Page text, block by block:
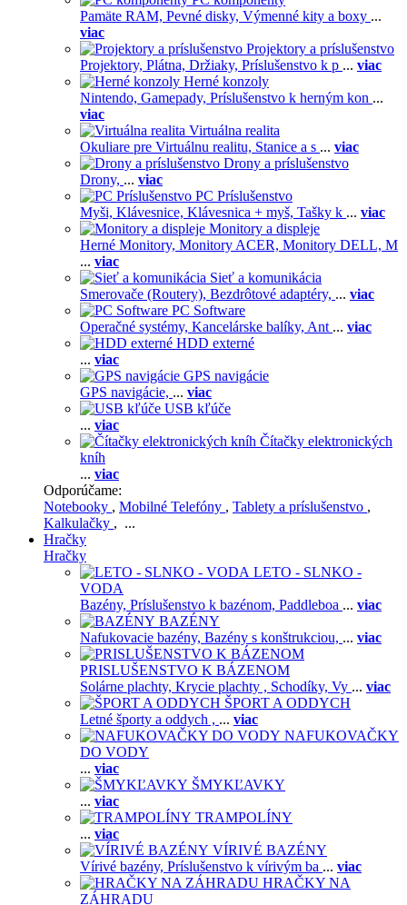
Pamäte RAM, Pevné disky, Výmenné kity a boxy ...
viac
Projektory a príslušenstvo
Projektory, Plátna, Držiaky, Príslušenstvo k p ... viac
Herné konzoly
Nintendo, Gamepady, Príslušenstvo k herným kon ...
viac
Virtuálna realita
Okuliare pre Virtuálnu realitu, Stanice a s ... viac
Drony a príslušenstvo
Drony, ... viac
PC Príslušenstvo
Myši, Klávesnice, Klávesnica + myš, Tašky k ... viac
Monitory a displeje
Herné Monitory, Monitory ACER, Monitory DELL, M
... viac
Sieť a komunikácia
Smerovače (Routery), Bezdrôtové adaptéry, ... viac
PC Software
Operačné systémy, Kancelárske balíky, Ant ... viac
HDD externé
... viac
GPS navigácie
GPS navigácie, ... viac
USB kľúče
... viac
Čítačky elektronických
kníh
... viac
Odporúčame:
Notebooky , Mobilné Telefóny , Tablety a príslušenstvo ,
Kalkulačky , ...
Hračky
Hračky
LETO - SLNKO -
VODA
Bazény, Príslušenstvo k bazénom, Paddleboa ... viac
BAZÉNY
Nafukovacie bazény, Bazény s konštrukciou, ... viac
PRISLUŠENSTVO K BÁZENOM
Solárne plachty, Krycie plachty , Schodíky, Vy ... viac
ŠPORT A ODDYCH
Letné športy a oddych , ... viac
NAFUKOVAČKY
DO VODY
... viac
ŠMYKĽAVKY
... viac
TRAMPOLÍNY
... viac
VÍRIVÉ BAZÉNY
Vírivé bazény, Príslušenstvo k vírivým ba ... viac
HRAČKY NA
ZÁHRADU